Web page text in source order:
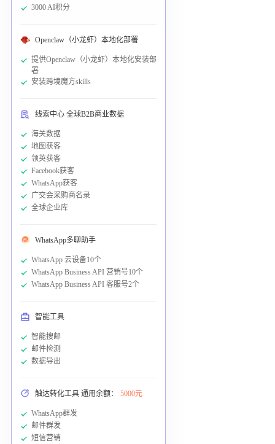
3000 AI积分
Openclaw（小龙虾）本地化部署
提供Openclaw（小龙虾）本地化安装部
署
安装跨境魔方skills
线索中心 全球B2B商业数据
海关数据
地图获客
领英获客
Facebook获客
WhatsApp获客
广交会采购商名录
全球企业库
WhatsApp多聊助手
WhatsApp 云设备10个
WhatsApp Business API 营销号10个
WhatsApp Business API 客服号2个
智能工具
智能搜邮
邮件检测
数据导出
触达转化工具 通用余额： 5000元
WhatsApp群发
邮件群发
短信营销